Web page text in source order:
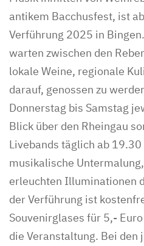
antikem Bacchusfest, ist
Verführung 2025 in
warten zwischen den
lokale Weine, regionale
darauf, genossen zu
Donnerstag bis Samstag
Blick über den Rheingau
Livebands täglich ab
musikalische
erleuchten Illuminationen
der Verführung ist
Souvenirglases für 5,-
die Veranstaltung. Bei den